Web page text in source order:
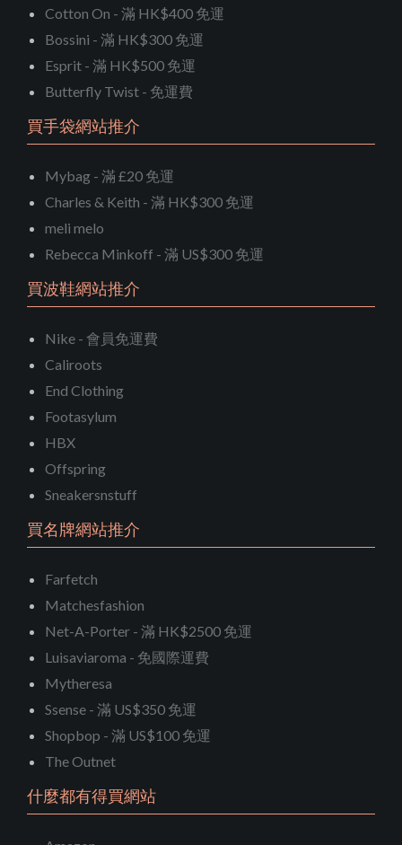
Cotton On - 滿 HK$400 免運
Bossini - 滿 HK$300 免運
Esprit - 滿 HK$500 免運
Butterfly Twist - 免運費
買手袋網站推介
Mybag - 滿 £20 免運
Charles & Keith - 滿 HK$300 免運
meli melo
Rebecca Minkoff - 滿 US$300 免運
買波鞋網站推介
Nike - 會員免運費
Caliroots
End Clothing
Footasylum
HBX
Offspring
Sneakersnstuff
買名牌網站推介
Farfetch
Matchesfashion
Net-A-Porter - 滿 HK$2500 免運
Luisaviaroma - 免國際運費
Mytheresa
Ssense - 滿 US$350 免運
Shopbop - 滿 US$100 免運
The Outnet
什麼都有得買網站